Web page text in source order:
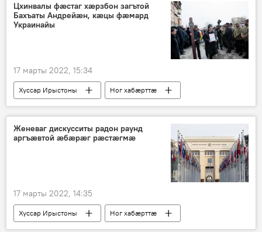
Цхинвалы фӕстаг хӕрзбон загътой
Бахъаты Андрейӕн, кӕцы фӕмард
Украинайы
17 марты 2022, 15:34
Хуссар Ирыстоны Ног хабӕрттӕ
Женеваг дискусситы радон раунд
аргъӕвтой ӕбӕрӕг рӕстӕгмӕ
17 марты 2022, 14:35
Хуссар Ирыстоны Ног хабӕрттӕ